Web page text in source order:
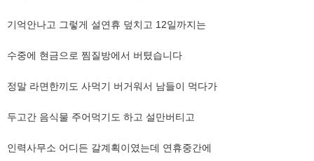
​기억안나고 그렇게 설연휴 덮치고 12일까지는
​수중에 현금으로 찜질방에서 버텼습니다
​정말 라면한끼도 사먹기 버거워서 남들이 먹다가
​두고간 음식물 주어먹기도 하고 설만버티고
​인력사무소 어디든 갈계획이였는데 연휴중간에